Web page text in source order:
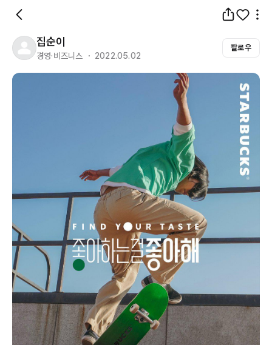
집순이
경영·비즈니스 ・ 2022.05.02
팔로우